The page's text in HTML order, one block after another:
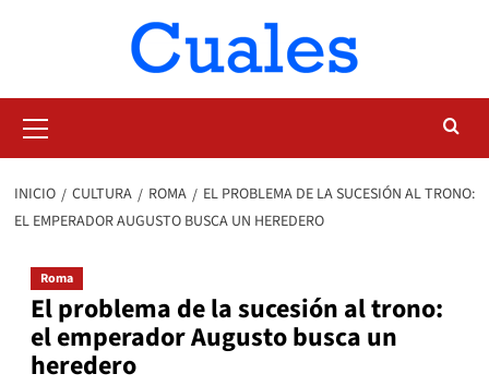
primario
INICIO CULTURA ROMA
EL PROBLEMA DE LA SUCESIÓN AL TRONO:
EL EMPERADOR AUGUSTO BUSCA UN HEREDERO
Roma
El problema de la sucesión al trono:
el emperador Augusto busca un
heredero